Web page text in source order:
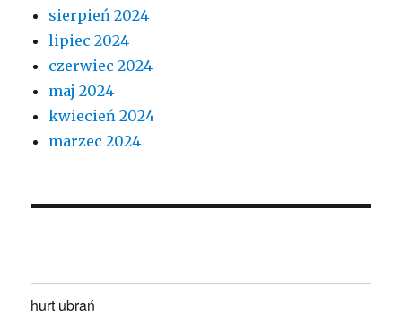
sierpień 2024
lipiec 2024
czerwiec 2024
maj 2024
kwiecień 2024
marzec 2024
hurt ubrań